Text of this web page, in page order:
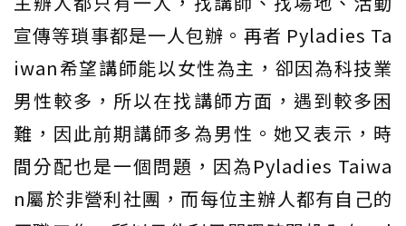
宣傳等瑣事都是一人包辦。再者 Pyladies Ta
iwan希望講師能以女性為主，卻因為科技業
男性較多，所以在找講師方面，遇到較多困
難，因此前期講師多為男性。她又表示，時
間分配也是一個問題，因為Pyladies Taiwa
n屬於非營利社團，而每位主辦人都有自己的